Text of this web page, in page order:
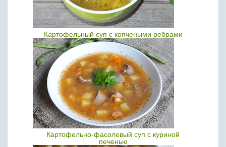
Картофельный суп с копчеными ребрами
Картофельно-фасолевый суп с куриной
печенью